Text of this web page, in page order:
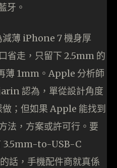
牙。
薄 iPhone 7 機身厚
省走，只留下 2.5mm 的
薄 1mm。Apple 分析師
認為，單從設計角度
；但如果 Apple 能找到
法，方案或許可行。要
3.5mm-to-USB-C
話，手機配件商就真係